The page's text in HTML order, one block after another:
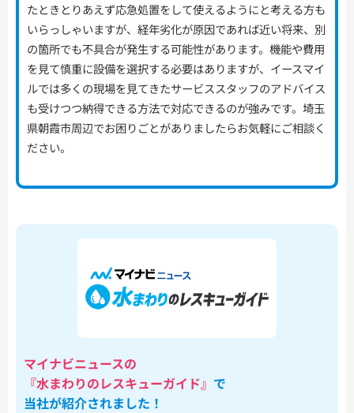
たときとりあえず応急処置をして使えるようにと考える方も
いらっしゃいますが、経年劣化が原因であれば近い将来、別
の箇所でも不具合が発生する可能性があります。機能や費用
を見て慎重に設備を選択する必要はありますが、イースマイ
ルでは多くの現場を見てきたサービススタッフのアドバイス
も受けつつ納得できる方法で対応できるのが強みです。埼玉
県朝霞市周辺でお困りごとがありましたらお気軽にご相談く
ださい。
マイナビニュースの
『水まわりのレスキューガイド』 で
当社が紹介されました！